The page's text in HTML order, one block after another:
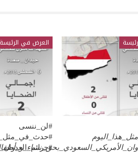
العرض في الرئيسة
#لن_ننسى